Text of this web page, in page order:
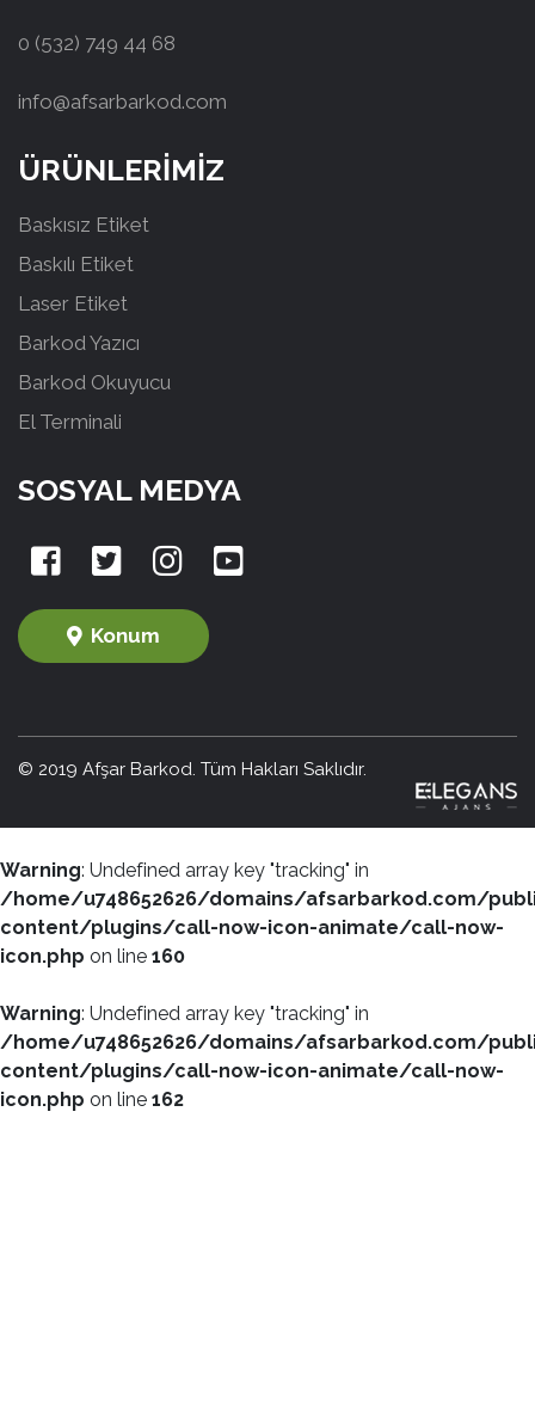
0 (532) 749 44 68
info@afsarbarkod.com
ÜRÜNLERİMİZ
Baskısız Etiket
Baskılı Etiket
Laser Etiket
Barkod Yazıcı
Barkod Okuyucu
El Terminali
SOSYAL MEDYA
Konum
© 2019 Afşar Barkod. Tüm Hakları Saklıdır.
Warning: Undefined array key "tracking" in
/home/u748652626/domains/afsarbarkod.com/
content/plugins/call-now-icon-animate/call-now-
icon.php on line 160
Warning: Undefined array key "tracking" in
/home/u748652626/domains/afsarbarkod.com/
content/plugins/call-now-icon-animate/call-now-
icon.php on line 162